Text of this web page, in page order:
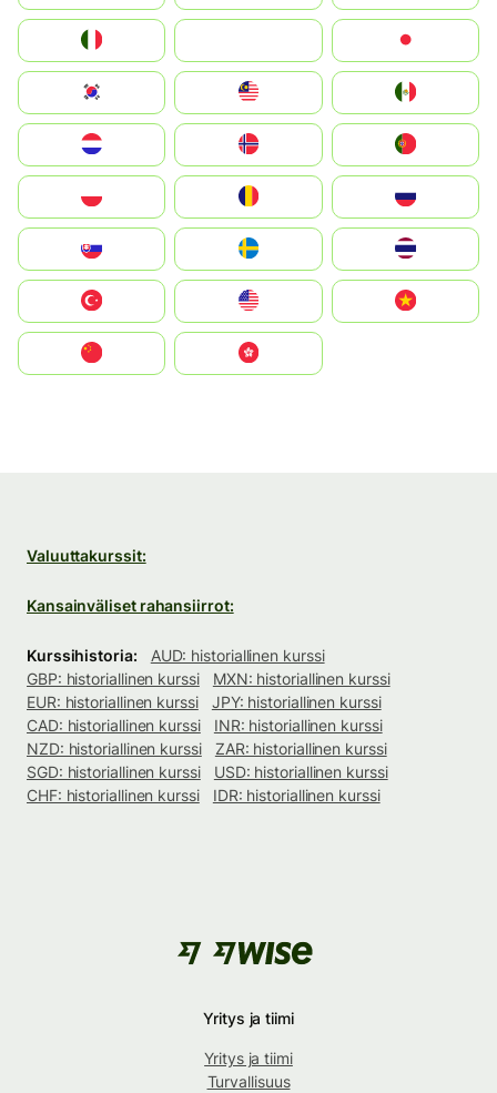
South Korea
United States
中國香港特別行政區
Valuuttakurssit:
Kansainväliset rahansiirrot:
Kurssihistoria:
AUD: historiallinen kurssi
GBP: historiallinen kurssi
MXN: historiallinen kurssi
EUR: historiallinen kurssi
JPY: historiallinen kurssi
CAD: historiallinen kurssi
INR: historiallinen kurssi
NZD: historiallinen kurssi
ZAR: historiallinen kurssi
SGD: historiallinen kurssi
USD: historiallinen kurssi
CHF: historiallinen kurssi
IDR: historiallinen kurssi
Yritys ja tiimi
Yritys ja tiimi
Turvallisuus